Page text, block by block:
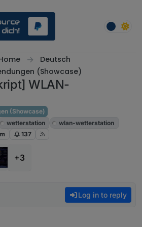
Deutsch
(Showcase)
WLAN-
(Showcase)
wetterstation
wlan-wetterstation
137
+3
Log in to reply